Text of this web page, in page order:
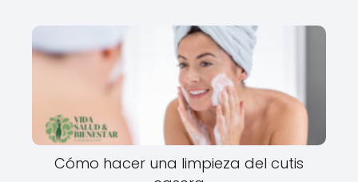
Cómo hacer una limpieza del cutis